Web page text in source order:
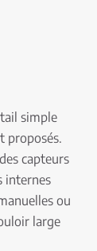
simple
proposés.
capteurs
internes
ou
large